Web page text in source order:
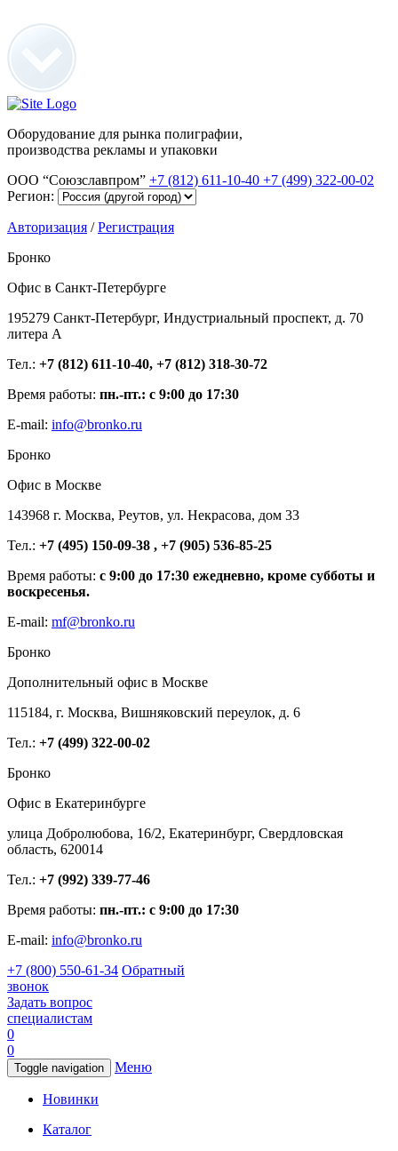
Оборудование для рынка полиграфии,
производства рекламы и упаковки
ООО “Союзславпром” +7 (812) 611-10-40 +7 (499) 322-00-02
Регион:
Авторизация /Регистрация
Бронко
Офис в Санкт-Петербурге
195279 Санкт-Петербург, Индустриальный проспект, д. 70
литера А
Тел.: +7 (812) 611-10-40, +7 (812) 318-30-72
Время работы: пн.-пт.: с 9:00 до 17:30
E-mail: info@bronko.ru
Бронко
Офис в Москве
143968 г. Москва, Реутов, ул. Некрасова, дом 33
Тел.: +7 (495) 150-09-38 , +7 (905) 536-85-25
Время работы: с 9:00 до 17:30 ежедневно, кроме субботы и
воскресенья.
E-mail: mf@bronko.ru
Бронко
Дополнительный офис в Москве
115184, г. Москва, Вишняковский переулок, д. 6
Тел.: +7 (499) 322-00-02
Бронко
Офис в Екатеринбурге
улица Добролюбова, 16/2, Екатеринбург, Свердловская
область, 620014
Тел.: +7 (992) 339-77-46
Время работы: пн.-пт.: с 9:00 до 17:30
E-mail: info@bronko.ru
+7 (800) 550-61-34 Обратный
звонок
Задать вопрос
специалистам
0
0
Toggle navigation Меню
Новинки
Каталог